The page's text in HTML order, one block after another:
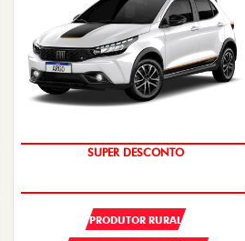
PRODUTOR RURAL